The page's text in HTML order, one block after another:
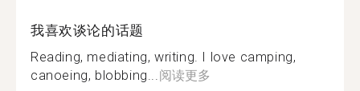
我喜欢谈论的话题
Reading, mediating, writing. I love camping,
canoeing, blobbing... 阅读更多